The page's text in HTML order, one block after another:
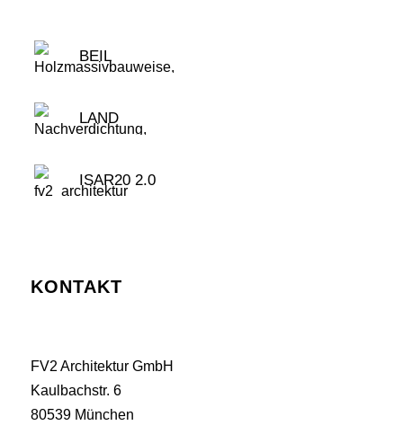
BEIL
LAND
ISAR20 2.0
KONTAKT
FV2 Architektur GmbH
Kaulbachstr. 6
80539 München